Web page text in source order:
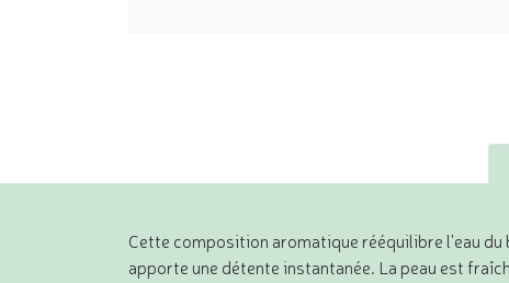
Cette composition aromatique rééquilibre l'eau
apporte une détente instantanée. La peau est